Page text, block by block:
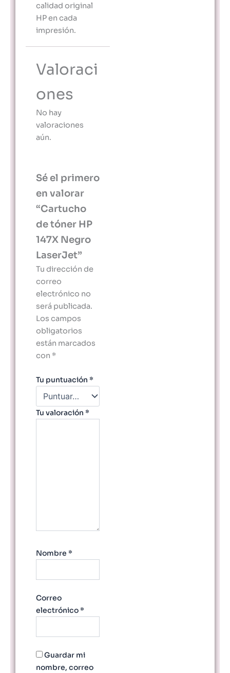
calidad original
HP en cada
impresión.
Valoraci
ones
No hay
valoraciones
aún.
Sé el primero
en valorar
“Cartucho
de tóner HP
147X Negro
LaserJet”
Tu dirección de
correo
electrónico no
será publicada.
Los campos
obligatorios
están marcados
con *
Tu puntuación *
Tu valoración *
Nombre *
Correo
electrónico*
Guardar mi
nombre, correo